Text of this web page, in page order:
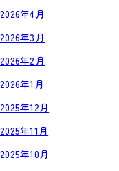
2026年4月
2026年3月
2026年2月
2026年1月
2025年12月
2025年11月
2025年10月